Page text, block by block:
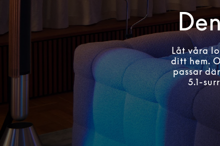
Låt våra
ditt hem.
passar
5.1-